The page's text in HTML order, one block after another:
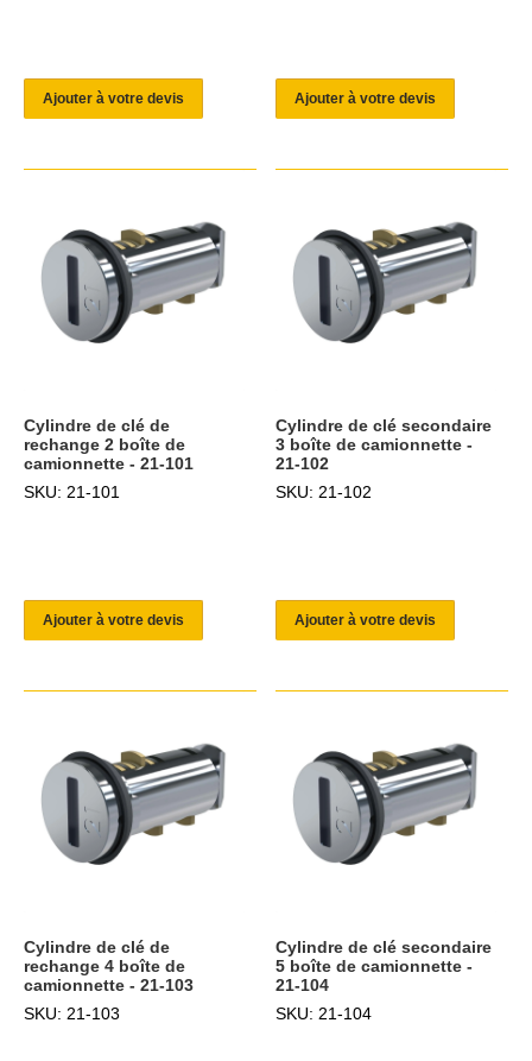
Ajouter à votre devis Ajouter à votre devis
Cylindre de clé de
rechange 2 boîte de
camionnette - 21-101
SKU: 21-101
Ajouter à votre devis
Cylindre de clé secondaire
3 boîte de camionnette -
21-102
SKU: 21-102
Ajouter à votre devis
Cylindre de clé de
rechange 4 boîte de
camionnette - 21-103
SKU: 21-103
Cylindre de clé secondaire
5 boîte de camionnette -
21-104
SKU: 21-104